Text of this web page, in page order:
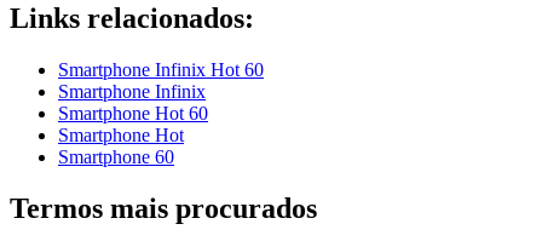
Links relacionados:
Smartphone Infinix Hot 60
Smartphone Infinix
Smartphone Hot 60
Smartphone Hot
Smartphone 60
Termos mais procurados